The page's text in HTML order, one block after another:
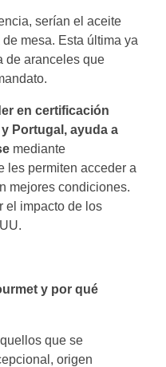
serían el aceite
mesa. Esta última ya
de aranceles que
en certificación
Portugal, ayuda a
mediante
les permiten acceder a
mejores condiciones.
el impacto de los
y por qué
que se
origen